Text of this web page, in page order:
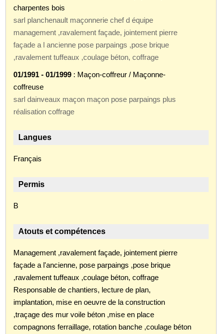
charpentes bois
sarl planchenault maçonnerie chef d équipe
management ,ravalement façade, jointement pierre
façade a l ancienne pose parpaings ,pose brique
,ravalement tuffeaux ,coulage béton, coffrage
01/1991 - 01/1999 : Maçon-coffreur / Maçonne-
coffreuse
sarl dainveaux maçon maçon pose parpaings plus
réalisation coffrage
Langues
Français
Permis
B
Atouts et compétences
Management ,ravalement façade, jointement pierre
façade a l'ancienne, pose parpaings ,pose brique
,ravalement tuffeaux ,coulage béton, coffrage
Responsable de chantiers, lecture de plan,
implantation, mise en oeuvre de la construction
,traçage des mur voile béton ,mise en place
compagnons ferraillage, rotation banche ,coulage béton